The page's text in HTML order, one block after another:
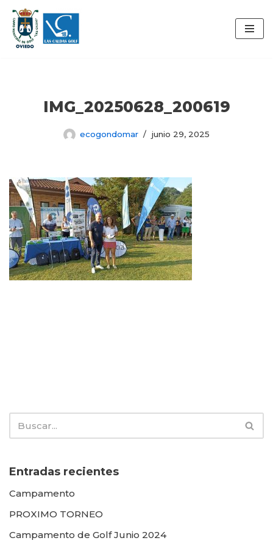
Saltar
al
IMG_20250628_200619
ecogondomar junio 29, 2025
Entradas recientes
Campamento
PROXIMO TORNEO
Campamento de Golf Junio 2024